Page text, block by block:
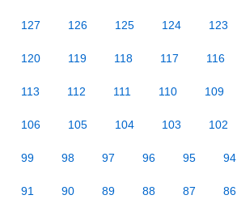
127 126 125 124 123
120 119 118 117 116
113 112 111 110 109
106 105 104 103 102
99 98 97 96 95 94
91 90 89 88 87 86